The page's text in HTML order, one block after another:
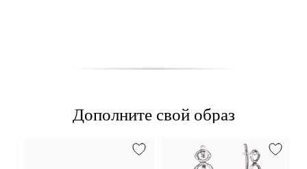
Дополните свой образ